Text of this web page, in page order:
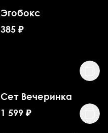
Эгобокс
385 ₽
Сет Вечеринка
1 599 ₽